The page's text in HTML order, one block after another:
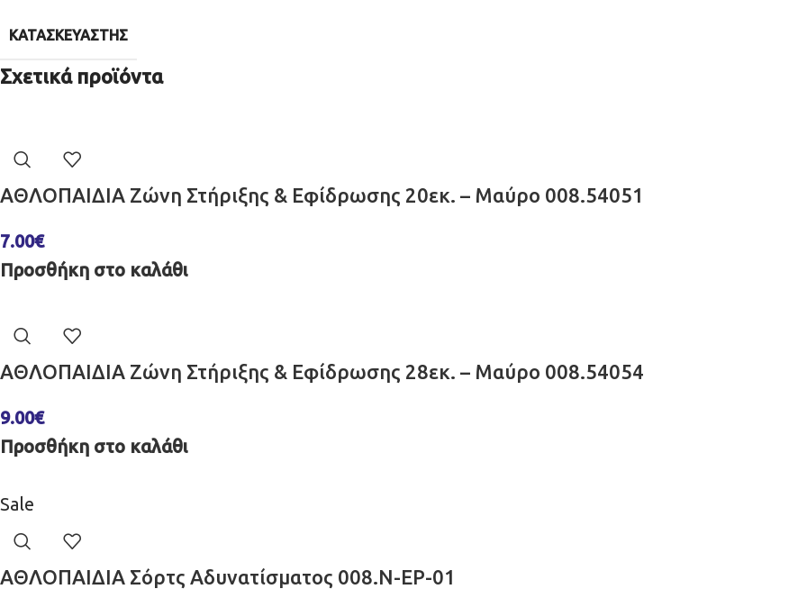
ΚΑΤΑΣΚΕΥΑΣΤΉΣ
Σχετικά προϊόντα
ΑΘΛΟΠΑΙΔΙΑ Ζώνη Στήριξης & Εφίδρωσης 20εκ. – Μαύρο 008.54051
7.00€
Προσθήκη στο καλάθι
ΑΘΛΟΠΑΙΔΙΑ Ζώνη Στήριξης & Εφίδρωσης 28εκ. – Μαύρο 008.54054
9.00€
Προσθήκη στο καλάθι
Sale
ΑΘΛΟΠΑΙΔΙΑ Σόρτς Αδυνατίσματος 008.N-EP-01